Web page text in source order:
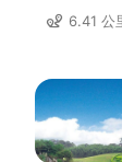
6.41 公